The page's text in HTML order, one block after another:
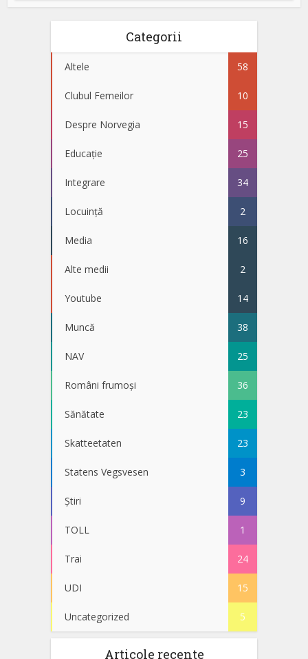
Categorii
Altele 58
Clubul Femeilor 10
Despre Norvegia 15
Educație 25
Integrare 34
Locuință 2
Media 16
Alte medii 2
Youtube 14
Muncă 38
NAV 25
Români frumoși 36
Sănătate 23
Skatteetaten 23
Statens Vegsvesen 3
Știri 9
TOLL 1
Trai 24
UDI 15
Uncategorized 5
Articole recente